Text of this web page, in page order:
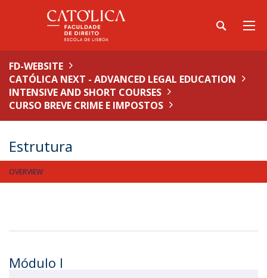
FD-WEBSITE
CATÓLICA NEXT - ADVANCED LEGAL EDUCATION
INTENSIVE AND SHORT COURSES
CURSO BREVE CRIME E IMPOSTOS
Estrutura
OVERVIEW
Módulo I